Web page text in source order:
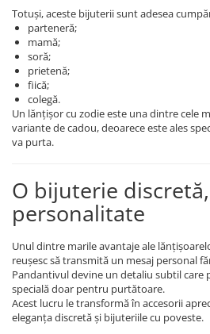
Totuși, aceste bijuterii sunt adesea
parteneră;
mamă;
soră;
prietenă;
fiică;
colegă.
Un lănțișor cu zodie este una dintre cele
variante de cadou, deoarece este ales
va purta.
O bijuterie
personalitate
Unul dintre marile avantaje ale
reușesc să transmită un mesaj personal
Pandantivul devine un detaliu subtil care
specială doar pentru purtătoare.
Acest lucru le transformă în accesorii
eleganța discretă și bijuteriile cu poveste.